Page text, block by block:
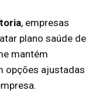
, empresas
plano saúde de
mantém
opções ajustadas